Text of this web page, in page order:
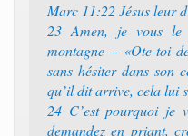
Marc 11:22 Jésus leur
23 Amen, je vous
montagne – «Ote-toi
sans hésiter dans son
qu’il dit arrive, cela lui
24 C’est pourquoi je
demandez en priant,